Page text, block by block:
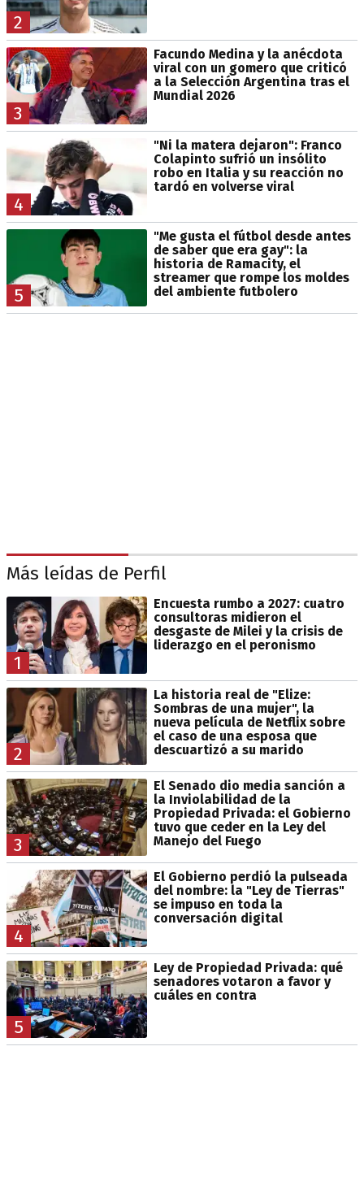
2
3
Facundo Medina y la anécdota
viral con un gomero que criticó
a la Selección Argentina tras el
Mundial 2026
4
"Ni la matera dejaron": Franco
Colapinto sufrió un insólito
robo en Italia y su reacción no
tardó en volverse viral
5
"Me gusta el fútbol desde antes
de saber que era gay": la
historia de Ramacity, el
streamer que rompe los moldes
del ambiente futbolero
Más leídas de Perfil
1
Encuesta rumbo a 2027: cuatro
consultoras midieron el
desgaste de Milei y la crisis de
liderazgo en el peronismo
2
La historia real de "Elize:
Sombras de una mujer", la
nueva película de Netflix sobre
el caso de una esposa que
descuartizó a su marido
3
El Senado dio media sanción a
la Inviolabilidad de la
Propiedad Privada: el Gobierno
tuvo que ceder en la Ley del
Manejo del Fuego
4
El Gobierno perdió la pulseada
del nombre: la "Ley de Tierras"
se impuso en toda la
conversación digital
5
Ley de Propiedad Privada: qué
senadores votaron a favor y
cuáles en contra